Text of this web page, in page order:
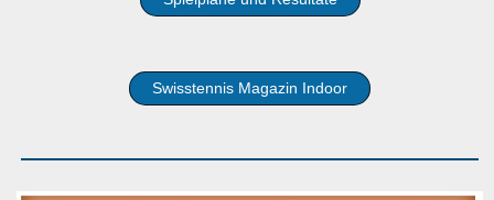
Swisstennis Magazin Indoor